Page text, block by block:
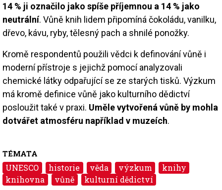
14 % ji označilo jako spíše příjemnou a 14 % jako
neutrální. Vůně knih lidem připomíná čokoládu, vanilku,
dřevo, kávu, ryby, tělesný pach a shnilé ponožky.
Kromě respondentů použili vědci k definování vůně i
moderní přístroje s jejichž pomocí analyzovali
chemické látky odpařující se ze starých tisků. Výzkum
má kromě definice vůně jako kulturního dědictví
posloužit také v praxi. Uměle vytvořená vůně by mohla
dotvářet atmosféru například v muzeích.
TÉMATA
UNESCO historie věda výzkum
knihy
knihovna
vůně kulturní dědictví